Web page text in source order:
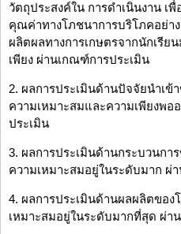
วัตถุประสงค์ใน การดำเนินงาน เ
คุณค่าทางโภชนาการบริโภคอย่าง
ผลิตผลทางการเกษตรจากนักเรีย
เพียง ผ่านเกณฑ์การประเมิน
2. ผลการประเมินด้านปัจจัยนำเข้
ความเหมาะสมและความเพียงพ
ประเมิน
3. ผลการประเมินด้านกระบวนกา
ความเหมาะสมอยู่ในระดับมาก ผ่
4. ผลการประเมินด้านผลผลิตของ
เหมาะสมอยู่ในระดับมากที่สุด ผ่า